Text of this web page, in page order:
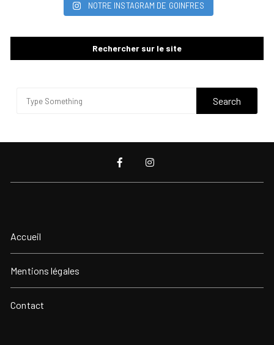
NOTRE INSTAGRAM DE GOINFRES
Rechercher sur le site
Accueil
Mentions légales
Contact